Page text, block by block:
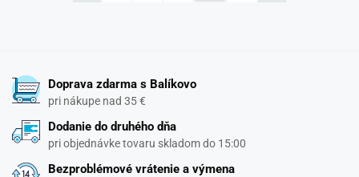
Doprava zdarma s Balíkovo
pri nákupe nad 35 €
Dodanie do druhého dňa
pri objednávke tovaru skladom do 15:00
Bezproblémové vrátenie a výmena